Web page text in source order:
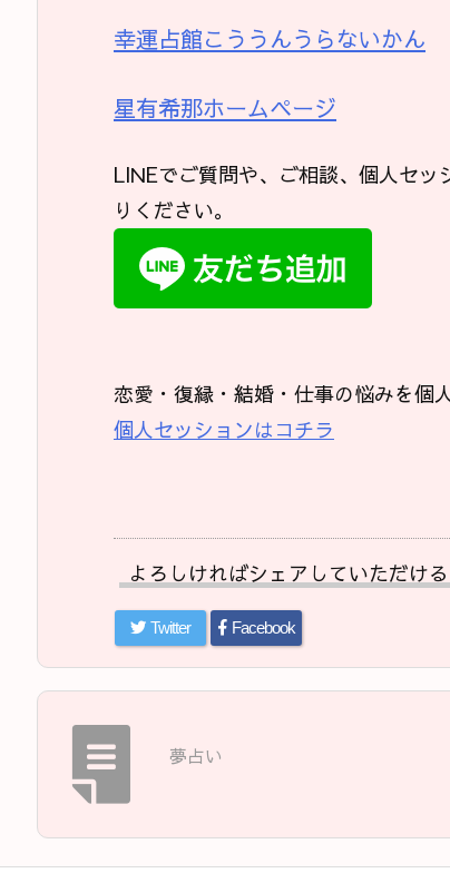
幸運占館こううんうらないかん
星有希那ホームページ
LINEでご質問や、ご相談、個人セ
りください。
恋愛・復縁・結婚・仕事の悩みを個
個人セッションはコチラ
よろしければシェアしていただける
Twitter Facebook
夢占い